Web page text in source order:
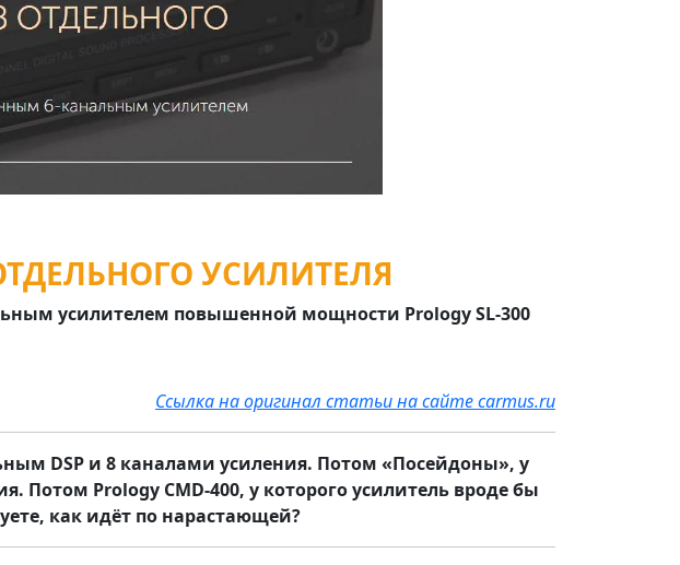
УСИЛИТЕЛЯ
усилителем повышенной мощности Prology SL-300
Ссылка на оригинал статьи на сайте carmus.ru
DSP и 8 каналами усиления. Потом «Посейдоны», у
Потом Prology CMD-400, у которого усилитель вроде бы
как идёт по нарастающей?